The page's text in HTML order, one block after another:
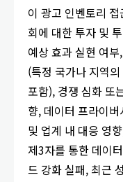
이 광고 인벤토리
회에 대한 투자 및
예상 효과 실현 여
(특정 국가나 지역
포함), 경쟁 심화 또
향, 데이터 프라이
및 업계 내 대응 영
제3자를 통한 데이
드 강화 실패, 최근